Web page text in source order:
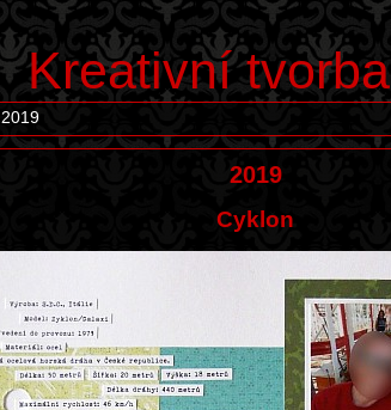
Kreativní tvorba
2019
2019
Cyklon